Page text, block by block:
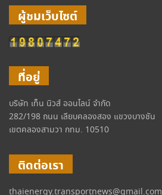
ผู้ชมเว็บไซต์
ที่อยู่
บริษัท เท็น นิวส์ ออนไลน์ จำกัด
282/198 ถนน เลียบคลองสอง แขวงบางชัน
เขตคลองสามวา กทม. 10510
ติดต่อเรา
thaienergy.transportnews@gmail.com